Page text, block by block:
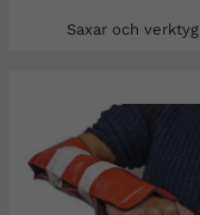
Saxar och verktyg